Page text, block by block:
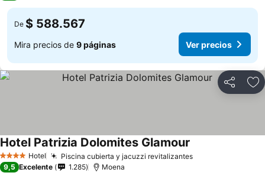
De $ 588.567
Mira precios de 9 páginas Ver precios
Compartir
4 EstrellasHotel Piscina cubierta y jacuzzi revitalizantes
Hotel Patrizia Dolomites Glamour
9,5 Excelente 1.285 Moena